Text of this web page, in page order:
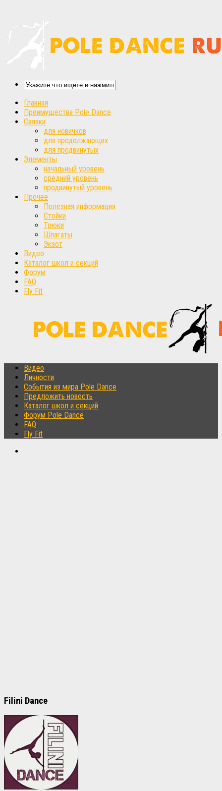
Главная
Преимущества Pole Dance
Связки
для новичков
для продолжающих
для продвинутых
Элементы
начальный уровень
средний уровень
продвинутый уровень
Прочее
Полезная информация
Стойки
Трюки
Шпагаты
Экзот
Видео
Каталог школ и секций
Форум
FAQ
Fly Fit
Видео
Личности
События из мира Pole Dance
Предложить новость
Каталог школ и секций
Форум Pole Dance
FAQ
Fly Fit
Filini Dance